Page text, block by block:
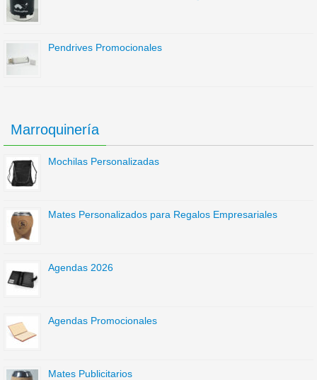
Pendrives Promocionales
Marroquinería
Mochilas Personalizadas
Mates Personalizados para Regalos Empresariales
Agendas 2026
Agendas Promocionales
Mates Publicitarios